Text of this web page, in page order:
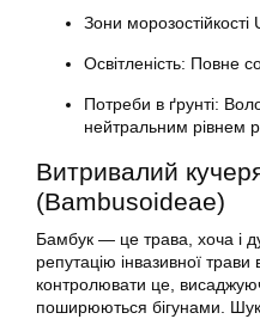
Зони морозостійкості
Освітленість: Повне
Потреби в ґрунті:
нейтральним рівнем
Витривалий
(Bambusoideae)
Бамбук — це трава, хоча і
репутацію інвазивної
контролювати це,
поширюються бігунами.